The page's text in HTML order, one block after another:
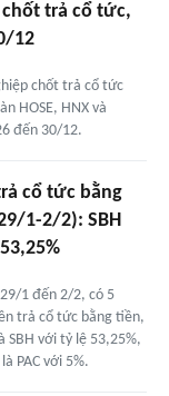
trả cổ tức,
12
chốt trả cổ tức
HOSE, HNX và
đến 30/12.
cổ tức bằng
1-2/2): SBH
1 đến 2/2, có 5
trả cổ tức bằng tiền,
với tỷ lệ 53,25%,
PAC với 5%.